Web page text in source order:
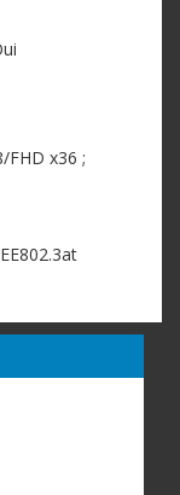
FHD x36 ;